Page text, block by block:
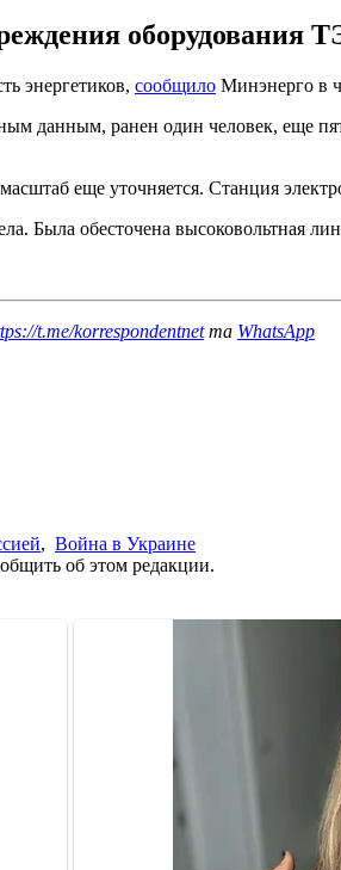
энергетиков, сообщило Минэнерго в
данным, ранен один человек, еще
еще уточняется. Станция
Была обесточена высоковольтная
t.me/korrespondentnetта WhatsApp
, Война в Украине
об этом редакции.